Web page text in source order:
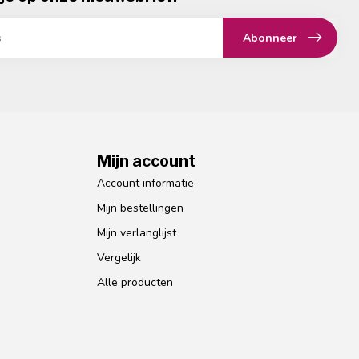
Abonneer
Mijn account
Account informatie
Mijn bestellingen
Mijn verlanglijst
Vergelijk
Alle producten